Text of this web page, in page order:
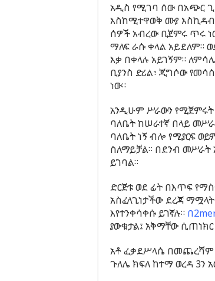
አዲስ የሚገባ ሰው በአጭር
እስከሚተዋወቅ ሙያ
ሰዎች አብረው ቢጀምሩ ጥሩ
ማለፍ ራሱ ቀላል አይደለም።
እቃ በቀላሉ አይገኝም።
ቢያንስ ድሪል፣ ጂግሶው
ነው።
አንዲሁም ሥራውን
ባለቤት ከሠራተኛ በላይ
ባለቤት ነኝ ብሎ የሚያርፍ
ስለማይቻል። በደንብ መሥራት
ይገባል።
ድርጅቱ ወደ ፊት በእጥፍ
አስፈላጊነታችው ደረጃ
እየተንቀሳቀሱ ይገኛሉ።
ያውቁታል፤ አቅማቸው
አቶ ፈቃደሥላሴ በመጨረሻም
ጉለሌ ክፍለ ከተማ ወረዳ 3ን